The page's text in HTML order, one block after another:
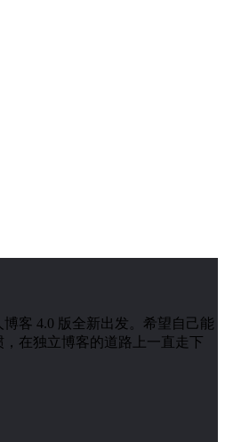
客 4.0 版全新出发。希望自己能
在独立博客的道路上一直走下